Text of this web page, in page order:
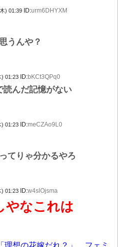
) 01:39 ID:urm6DHYXM
うんや？
) 01:23 ID:bKCt3QPq0
んだ記憶がない
) 01:23 ID:meCZAo9L0
てりゃ分かるやろ
) 01:23 ID:w4slOjsma
やなこれは
理想の花嫁だれ？」 フェミ